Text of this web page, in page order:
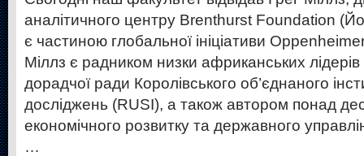
аналітичного центру Brenthurst Foundation
є частиною глобальної ініціативи
Міллз є радником низки африканських
дорадчої ради Королівського об’єднаного
досліджень (RUSI), а також автором понад
економічного розвитку та державного
…